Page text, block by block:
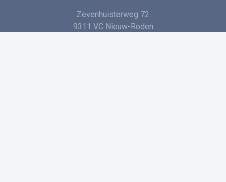
Zevenhuisterweg 72
9311 VC Nieuw-Roden